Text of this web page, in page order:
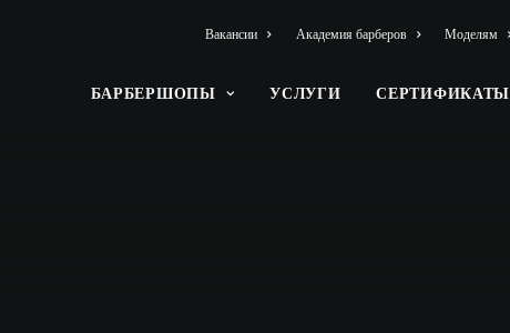
Вакансии Академия барберов Моделям
БАРБЕРШОПЫ УСЛУГИ СЕРТИФИКАТЫ